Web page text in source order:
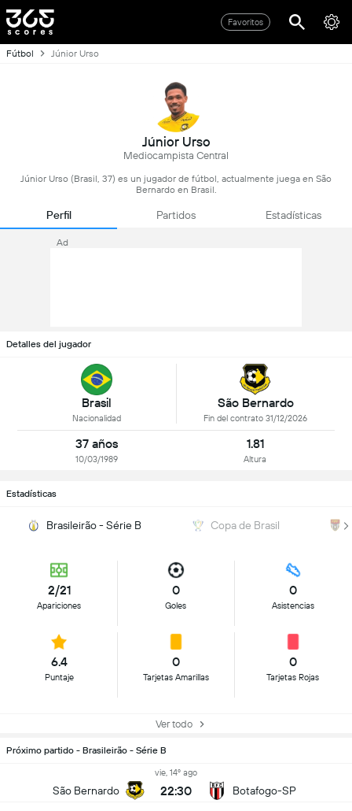
Favoritos
Fútbol Júnior Urso
Júnior Urso
Mediocampista Central
Júnior Urso (Brasil, 37) es un jugador de fútbol, actualmente juega en São
Bernardo en Brasil.
Perfil Partidos Estadísticas
Ad
Detalles del jugador
Brasil
Nacionalidad
São Bernardo
Fin del contrato 31/12/2026
37 años
10/03/1989
1.81
Altura
Estadísticas
Brasileirão - Série B Copa de Brasil
2/21
Apariciones
0
Goles
0
Asistencias
6.4
Puntaje
0
Tarjetas Amarillas
0
Tarjetas Rojas
Ver todo
Próximo partido - Brasileirão - Série B
São Bernardo
vie, 14º ago
22:30 Botafogo-SP